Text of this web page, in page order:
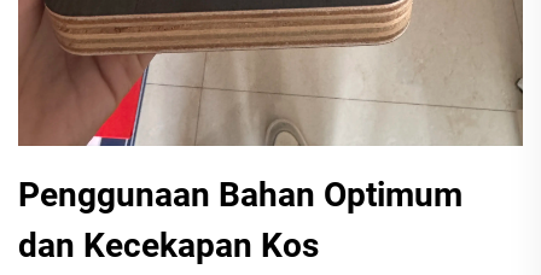
Penggunaan Bahan Optimum
dan Kecekapan Kos